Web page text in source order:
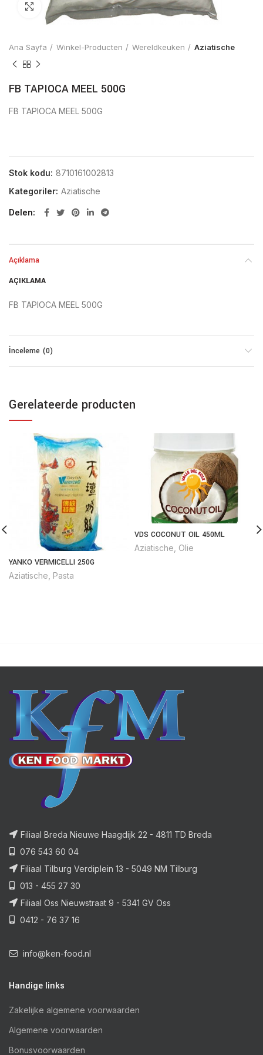
Click to enlarge
Ana Sayfa Winkel-Producten Wereldkeuken Aziatische
FB TAPIOCA MEEL 500G
FB TAPIOCA MEEL 500G
Stok kodu: 8710161002813
Kategoriler: Aziatische
Delen
Açıklama
AÇIKLAMA
FB TAPIOCA MEEL 500G
İnceleme (0)
Gerelateerde producten
YANKO VERMICELLI 250G
Aziatische Pasta
VDS COCONUT OIL 450ML
Aziatische Olie
Filiaal Breda Nieuwe Haagdijk 22 - 4811 TD Breda
076 543 60 04
Filiaal Tilburg Verdiplein 13 - 5049 NM Tilburg
013 - 455 27 30
Filiaal Oss Nieuwstraat 9 - 5341 GV Oss
0412 - 76 37 16
info@ken-food.nl
Handige links
Zakelijke algemene voorwaarden
Algemene voorwaarden
Bonusvoorwaarden